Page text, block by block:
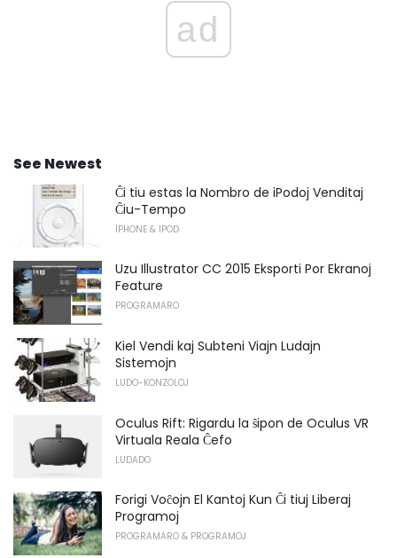
ad
See Newest
Ĉi tiu estas la Nombro de iPodoj Venditaj
Ĉiu-Tempo
IPHONE & IPOD
Uzu Illustrator CC 2015 Eksporti Por Ekranoj
Feature
PROGRAMARO
Kiel Vendi kaj Subteni Viajn Ludajn
Sistemojn
LUDO-KONZOLOJ
Oculus Rift: Rigardu la ŝipon de Oculus VR
Virtuala Reala Ĉefo
LUDADO
Forigi Voĉojn El Kantoj Kun Ĉi tiuj Liberaj
Programoj
PROGRAMARO & PROGRAMOJ